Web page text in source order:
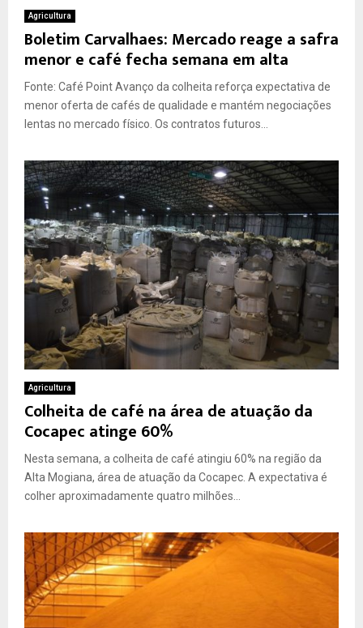
Agricultura
Boletim Carvalhaes: Mercado reage a safra
menor e café fecha semana em alta
Fonte: Café Point Avanço da colheita reforça expectativa de
menor oferta de cafés de qualidade e mantém negociações
lentas no mercado físico. Os contratos futuros...
Agricultura
Colheita de café na área de atuação da
Cocapec atinge 60%
Nesta semana, a colheita de café atingiu 60% na região da
Alta Mogiana, área de atuação da Cocapec. A expectativa é
colher aproximadamente quatro milhões...